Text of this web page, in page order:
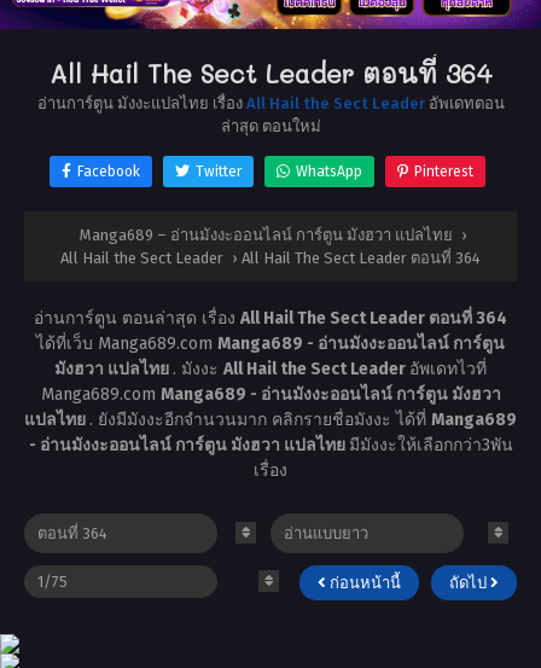
All Hail The Sect Leader ตอนที่ 364
อ่านการ์ตูน มังงะแปลไทย เรื่อง All Hail the Sect Leaderอัพเดทตอน
ล่าสุด ตอนใหม่
Facebook Twitter WhatsApp Pinterest
Manga689 – อ่านมังงะออนไลน์ การ์ตูน มังฮวา แปลไทย ›
All Hail the Sect Leader › All Hail The Sect Leader ตอนที่ 364
อ่านการ์ตูน ตอนล่าสุด เรื่อง All Hail The Sect Leader ตอนที่ 364
ได้ที่เว็บ Manga689.com Manga689 - อ่านมังงะออนไลน์ การ์ตูน
มังฮวา แปลไทย . มังงะ All Hail the Sect Leader อัพเดทไวที่
Manga689.com Manga689 - อ่านมังงะออนไลน์ การ์ตูน มังฮวา
แปลไทย . ยังมีมังงะอีกจำนวนมาก คลิกรายชื่อมังงะ ได้ที่ Manga689
- อ่านมังงะออนไลน์ การ์ตูน มังฮวา แปลไทย มีมังงะให้เลือกกว่า3พัน
เรื่อง
ก่อนหน้านี้ ถัดไป